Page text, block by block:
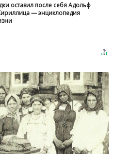
оставил после себя Адольф
— энциклопедия